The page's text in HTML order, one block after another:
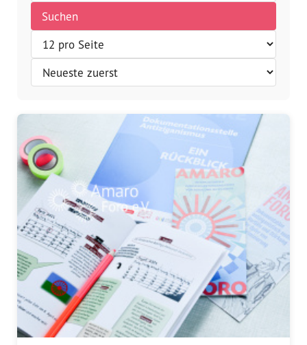
Vorstand
Team
Projekte
Anlaufstelle Nevo Foro (Neue
Stadt)
Bildungsangebote für
Leistungsbehörden und
Sozialberatungsstellen
Dokumentationsstelle
Antiziganismus – DOSTA
Suchen